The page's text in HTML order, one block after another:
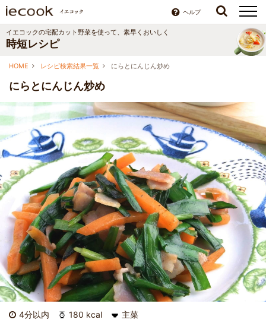
ヘルプ
イエコックの宅配カット野菜を使って、素早くおいしく
時短レシピ
HOME レシピ検索結果一覧 にらとにんじん炒め
にらとにんじん炒め
4分以内 180 kcal 主菜